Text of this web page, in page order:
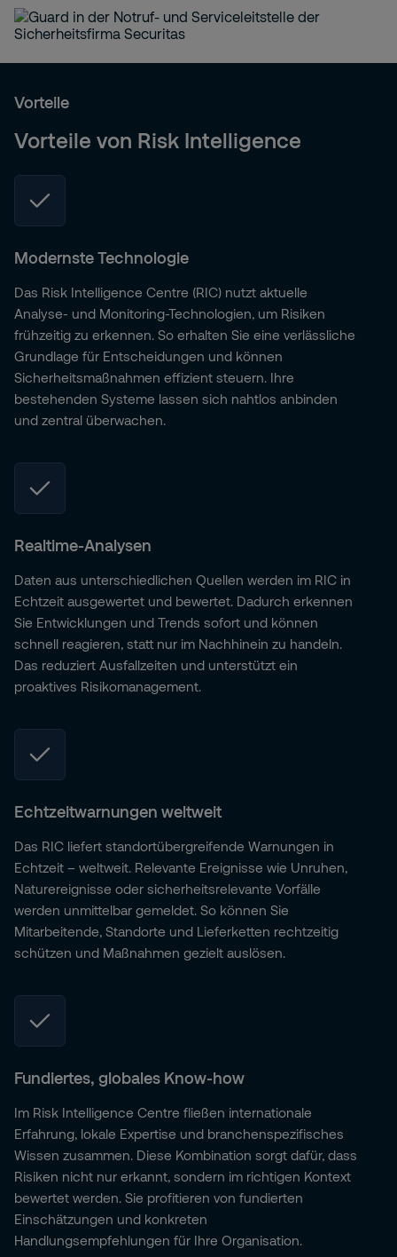
Vorteile
Vorteile von Risk Intelligence
Modernste Technologie
Das Risk Intelligence Centre (RIC) nutzt aktuelle
Analyse- und Monitoring-Technologien, um Risiken
frühzeitig zu erkennen. So erhalten Sie eine verlässliche
Grundlage für Entscheidungen und können
Sicherheitsmaßnahmen effizient steuern. Ihre
bestehenden Systeme lassen sich nahtlos anbinden
und zentral überwachen.
Realtime-Analysen
Daten aus unterschiedlichen Quellen werden im RIC in
Echtzeit ausgewertet und bewertet. Dadurch erkennen
Sie Entwicklungen und Trends sofort und können
schnell reagieren, statt nur im Nachhinein zu handeln.
Das reduziert Ausfallzeiten und unterstützt ein
proaktives Risikomanagement.
Echtzeitwarnungen weltweit
Das RIC liefert standortübergreifende Warnungen in
Echtzeit – weltweit. Relevante Ereignisse wie Unruhen,
Naturereignisse oder sicherheitsrelevante Vorfälle
werden unmittelbar gemeldet. So können Sie
Mitarbeitende, Standorte und Lieferketten rechtzeitig
schützen und Maßnahmen gezielt auslösen.
Fundiertes, globales Know-how
Im Risk Intelligence Centre fließen internationale
Erfahrung, lokale Expertise und branchenspezifisches
Wissen zusammen. Diese Kombination sorgt dafür, dass
Risiken nicht nur erkannt, sondern im richtigen Kontext
bewertet werden. Sie profitieren von fundierten
Einschätzungen und konkreten
Handlungsempfehlungen für Ihre Organisation.